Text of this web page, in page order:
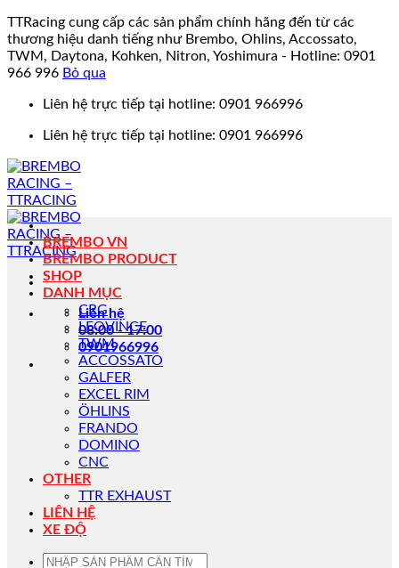
TTRacing cung cấp các sản phẩm chính hãng đến từ các
thương hiệu danh tiếng như Brembo, Ohlins, Accossato,
TWM, Daytona, Kohken, Nitron, Yoshimura - Hotline: 0901
966 996 Bỏ qua
Liên hệ trực tiếp tại hotline: 0901 966996
Liên hệ trực tiếp tại hotline: 0901 966996
Liên hệ
08:00 - 17:00
0901966996
BREMBO VN
BREMBO PRODUCT
SHOP
DANH MỤC
CRG
LEOVINCE
TWM
ACCOSSATO
GALFER
EXCEL RIM
ÖHLINS
FRANDO
DOMINO
CNC
OTHER
TTR EXHAUST
LIÊN HỆ
XE ĐỘ
Tìm